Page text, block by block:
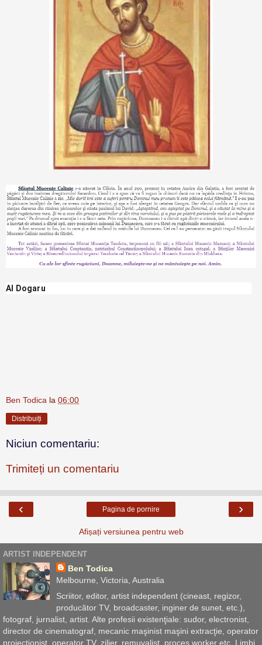
Al Dogaru
Ben Todica la 06:00
Distribuiți
Niciun comentariu:
Trimiteți un comentariu
‹ ›
Pagina de pornire
Afișați versiunea pentru web
ARTIST INDEPENDENT
Ben Todica
Melbourne, Victoria, Australia
Scriitor, editor, artist independent (cineast, regizor,
producător TV, broadcaster, inginer de sunet, etc.),
fotograf, jurnalist, artist. Alte profesii existenţiale: sudor, electronist,
director de cinematograf, mecanic maşinist maşini extracţie, operator
proiecţionist, operator TV, zilier, remuvalist, proces worker etc. Limbi